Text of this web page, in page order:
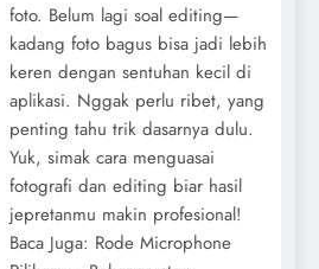
foto. Belum lagi soal editing—
kadang foto bagus bisa jadi lebih
keren dengan sentuhan kecil di
aplikasi. Nggak perlu ribet, yang
penting tahu trik dasarnya dulu.
Yuk, simak cara menguasai
fotografi dan editing biar hasil
jepretanmu makin profesional!
Baca Juga: Rode Microphone